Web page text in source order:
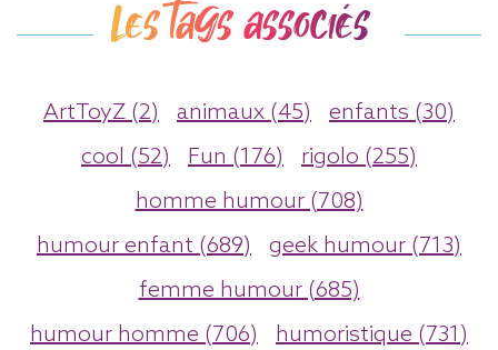
Les tags associés
ArtToyZ (2) animaux (45)
enfants (30)
cool (52)
Fun (176)
rigolo (255)
homme humour (708)
humour enfant (689)
geek humour (713)
femme humour (685)
humour homme (706)
humoristique (731)